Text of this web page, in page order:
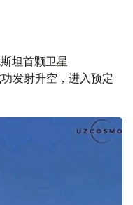
坦首颗卫星
发射升空，进入预定